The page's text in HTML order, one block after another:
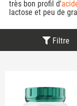
très bon profil d'
lactose et peu de
Filtre